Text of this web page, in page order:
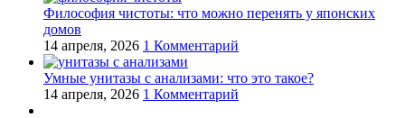
Философия чистоты: что можно перенять у японских
домов
14 апреля, 2026 1 Комментарий
Умные унитазы с анализами: что это такое?
14 апреля, 2026 1 Комментарий